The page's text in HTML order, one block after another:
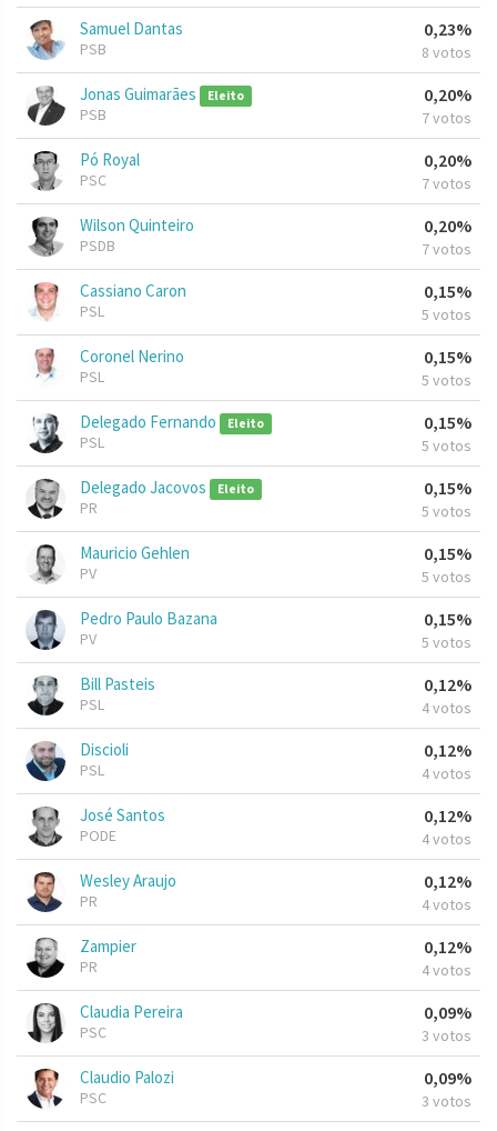
Samuel Dantas
PSB
0,23%
8 votos
Jonas Guimarães Eleito
PSB
0,20%
7 votos
Pó Royal
PSC
0,20%
7 votos
Wilson Quinteiro
PSDB
0,20%
7 votos
Cassiano Caron
PSL
0,15%
5 votos
Coronel Nerino
PSL
0,15%
5 votos
Delegado Fernando Eleito
PSL
0,15%
5 votos
Delegado Jacovos Eleito
PR
0,15%
5 votos
Mauricio Gehlen
PV
0,15%
5 votos
Pedro Paulo Bazana
PV
0,15%
5 votos
Bill Pasteis
PSL
0,12%
4 votos
Discioli
PSL
0,12%
4 votos
José Santos
PODE
0,12%
4 votos
Wesley Araujo
PR
0,12%
4 votos
Zampier
PR
0,12%
4 votos
Claudia Pereira
PSC
0,09%
3 votos
Claudio Palozi
PSC
0,09%
3 votos